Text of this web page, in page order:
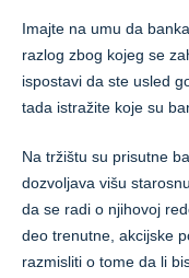
Imajte na umu da
razlog zbog kojeg se
ispostavi da ste usled
tada istražite koje su
Na tržištu su prisutne
dozvoljava višu
da se radi o njihovoj
deo trenutne, akcijske
razmisliti o tome da li